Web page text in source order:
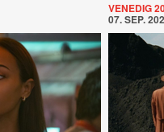
VENEDIG
07. SEP.